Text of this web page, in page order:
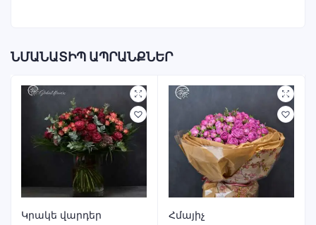
ՆՄԱՆԱՏԻՊ ԱՊՐԱՆՔՆԵՐ
Կրակե վարդեր Հմայիչ